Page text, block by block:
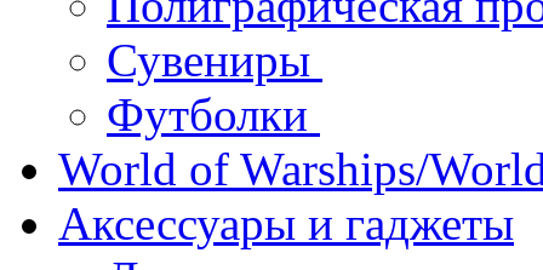
Сувениры
Футболки
World of Warships/
Аксессуары и гаджеты